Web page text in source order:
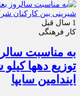
1 سال قبل
کار فرهنگی
به مناسبت
توزیع دهها
ایندامین سایپا